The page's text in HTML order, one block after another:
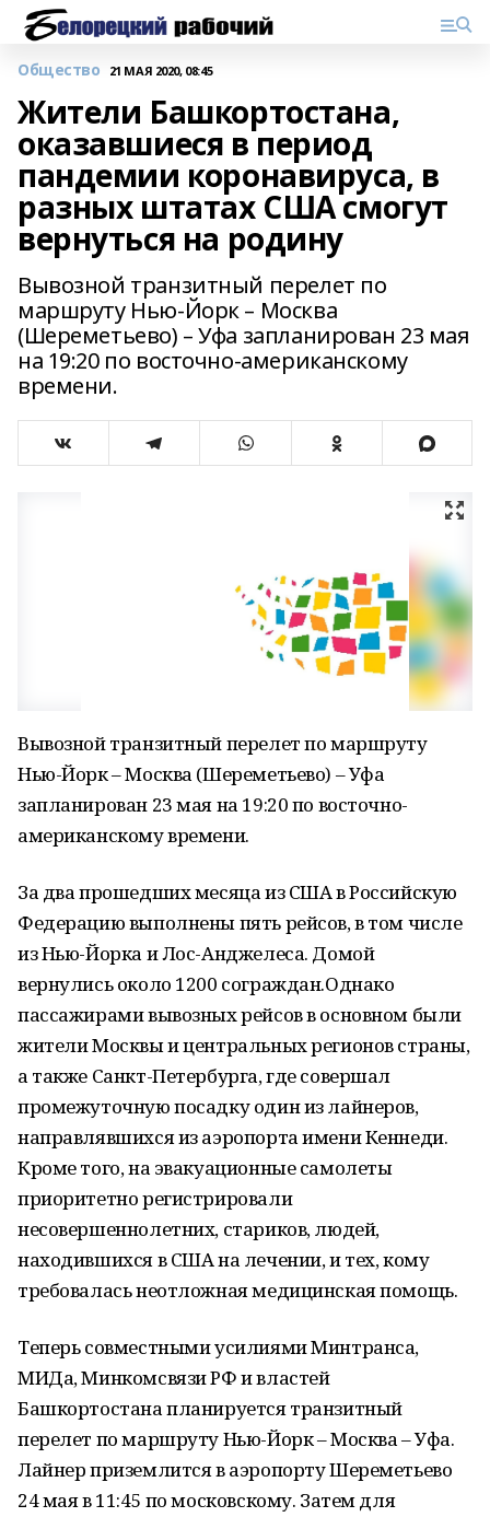
Общество 21 МАЯ 2020, 08:45
Жители Башкортостана,
оказавшиеся в период
пандемии коронавируса, в
разных штатах США смогут
вернуться на родину
Вывозной транзитный перелет по
маршруту Нью-Йорк – Москва
(Шереметьево) – Уфа запланирован 23 мая
на 19:20 по восточно-американскому
времени.
Вывозной транзитный перелет по маршруту
Нью-Йорк – Москва (Шереметьево) – Уфа
запланирован 23 мая на 19:20 по восточно-
американскому времени.
За два прошедших месяца из США в Российскую
Федерацию выполнены пять рейсов, в том числе
из Нью-Йорка и Лос-Анджелеса. Домой
вернулись около 1200 сограждан.Однако
пассажирами вывозных рейсов в основном были
жители Москвы и центральных регионов страны,
а также Санкт-Петербурга, где совершал
промежуточную посадку один из лайнеров,
направлявшихся из аэропорта имени Кеннеди.
Кроме того, на эвакуационные самолеты
приоритетно регистрировали
несовершеннолетних, стариков, людей,
находившихся в США на лечении, и тех, кому
требовалась неотложная медицинская помощь.
Теперь совместными усилиями Минтранса,
МИДа, Минкомсвязи РФ и властей
Башкортостана планируется транзитный
перелет по маршруту Нью-Йорк – Москва – Уфа.
Лайнер приземлится в аэропорту Шереметьево
24 мая в 11:45 по московскому. Затем для